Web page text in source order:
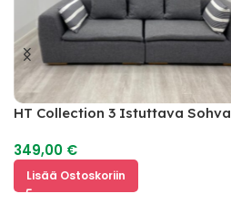
HT Collection 3 Istuttava Sohva
349,00 €
Lisää Ostoskoriin